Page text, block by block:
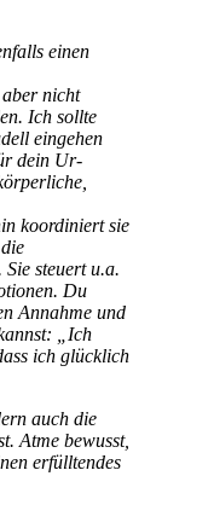
einen
nicht
Ich sollte
eingehen
dein Ur-
koordiniert sie
steuert u.a.
Du
Annahme und
„Ich
ich glücklich
auch die
Atme bewusst,
erfülltendes